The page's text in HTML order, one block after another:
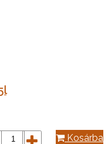
Kosárba